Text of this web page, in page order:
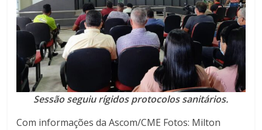
Sessão seguiu rígidos protocolos sanitários.
Com informações da Ascom/CME Fotos: Milton